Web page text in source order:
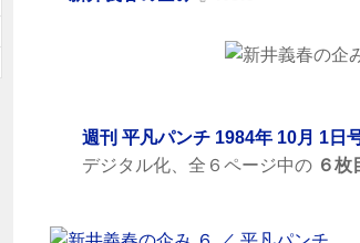
週刊 平凡パンチ 1984年 10月 1日
デジタル化、全６ページ中の ６枚